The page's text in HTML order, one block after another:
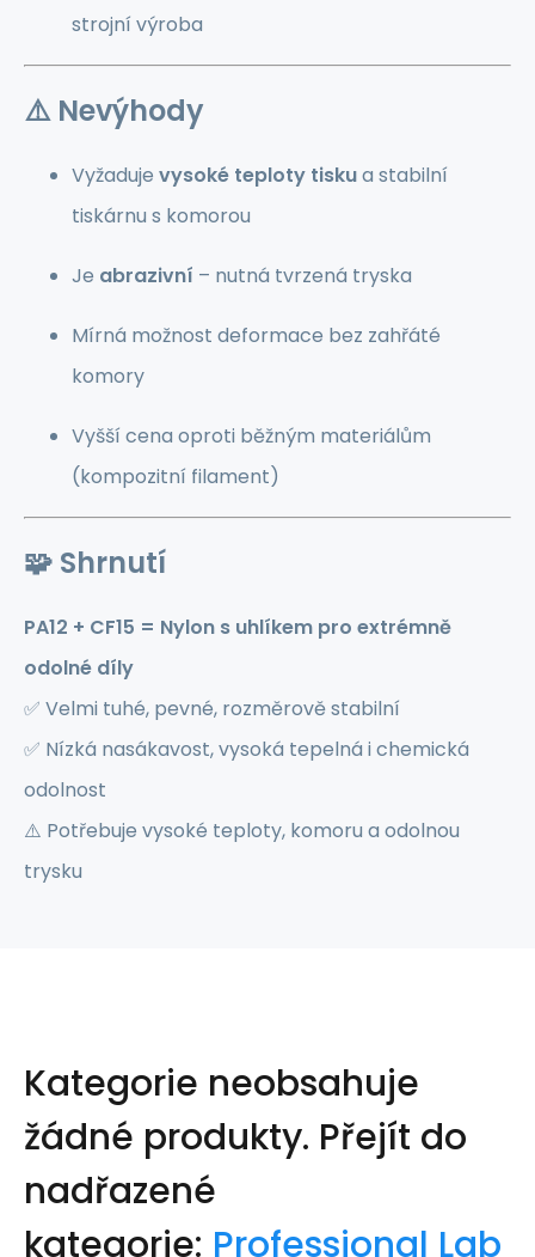
strojní výroba
⚠️ Nevýhody
Vyžaduje vysoké teploty tiskua stabilní
tiskárnu s komorou
Je abrazivní – nutná tvrzená tryska
Mírná možnost deformace bez zahřáté
komory
Vyšší cena oproti běžným materiálům
(kompozitní filament)
🧩 Shrnutí
PA12 + CF15 = Nylon s uhlíkem pro extrémně
odolné díly
✅ Velmi tuhé, pevné, rozměrově stabilní
✅ Nízká nasákavost, vysoká tepelná i chemická
odolnost
⚠️ Potřebuje vysoké teploty, komoru a odolnou
trysku
Kategorie neobsahuje
žádné produkty. Přejít do
nadřazené
kategorie: Professional Lab